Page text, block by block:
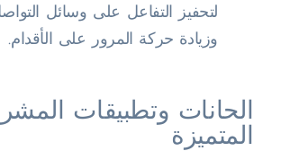
لتحفيز التفاعل على وسائل
وزيادة حركة المرور على الأقدام.
الحانات وتطبيقات
المتميزة